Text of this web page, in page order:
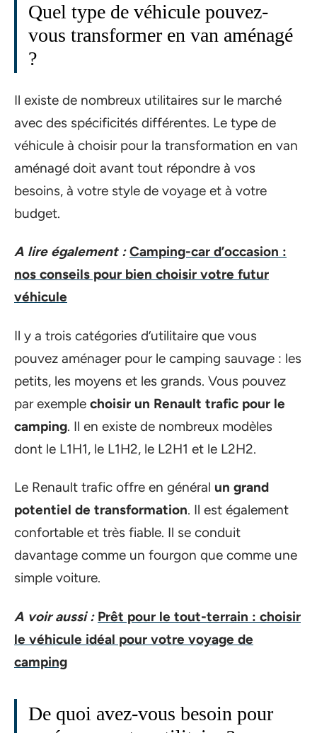
Quel type de véhicule pouvez-
vous transformer en van aménagé
?
Il existe de nombreux utilitaires sur le marché
avec des spécificités différentes. Le type de
véhicule à choisir pour la transformation en van
aménagé doit avant tout répondre à vos
besoins, à votre style de voyage et à votre
budget.
A lire également : Camping-car d’occasion :
nos conseils pour bien choisir votre futur
véhicule
Il y a trois catégories d’utilitaire que vous
pouvez aménager pour le camping sauvage : les
petits, les moyens et les grands. Vous pouvez
par exemple choisir un Renault trafic pour le
camping. Il en existe de nombreux modèles
dont le L1H1, le L1H2, le L2H1 et le L2H2.
Le Renault trafic offre en général un grand
potentiel de transformation. Il est également
confortable et très fiable. Il se conduit
davantage comme un fourgon que comme une
simple voiture.
A voir aussi : Prêt pour le tout-terrain : choisir
le véhicule idéal pour votre voyage de
camping
De quoi avez-vous besoin pour